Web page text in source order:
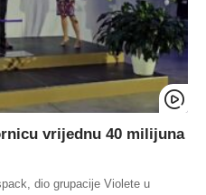
vrijednu 40 milijuna
dio grupacije Violete u